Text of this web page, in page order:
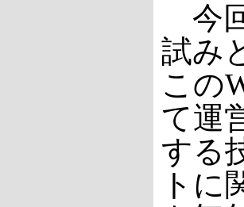
今
試み
この
て運
する
トに